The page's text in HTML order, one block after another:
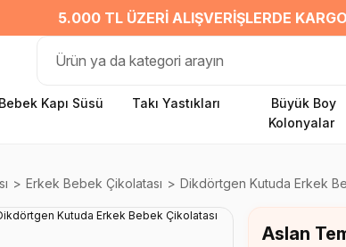
5.000 TL ÜZERI ALIŞVERIŞLERDE
Bebek Kapı Süsü Takı Yastıkları
Büyük Boy
Kolonyalar
Erkek Bebek Çikolatası Dikdörtgen Kutuda Erkek
Aslan